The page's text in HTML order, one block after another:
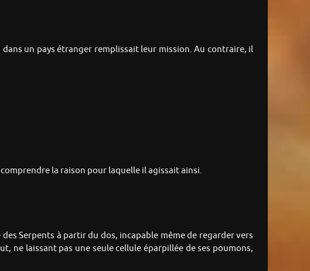
un pays étranger remplissait leur mission. Au contraire, il
la raison pour laquelle il agissait ainsi.
Serpents à partir du dos, incapable même de regarder vers
ne laissant pas une seule cellule éparpillée de ses poumons,